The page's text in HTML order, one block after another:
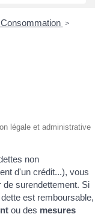
>
légale et administrative
non
d'un crédit...), vous
surendettement. Si
est remboursable,
ou des mesures